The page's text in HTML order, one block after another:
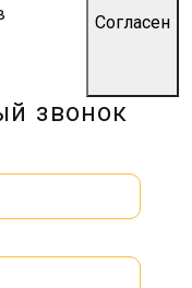
Согласен
звонок